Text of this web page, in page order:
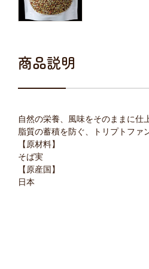
商品説明
自然の栄養、風味をそのままに仕
脂質の蓄積を防ぐ、トリプトファ
【原材料】
そば実
【原産国】
日本